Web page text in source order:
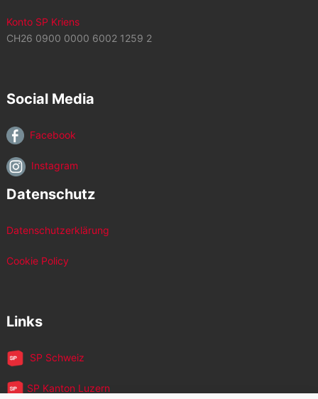
Konto SP Kriens
CH26 0900 0000 6002 1259 2
Social Media
Facebook
Instagram
Datenschutz
Datenschutzerklärung
Cookie Policy
Links
SP Schweiz
SP Kanton Luzern